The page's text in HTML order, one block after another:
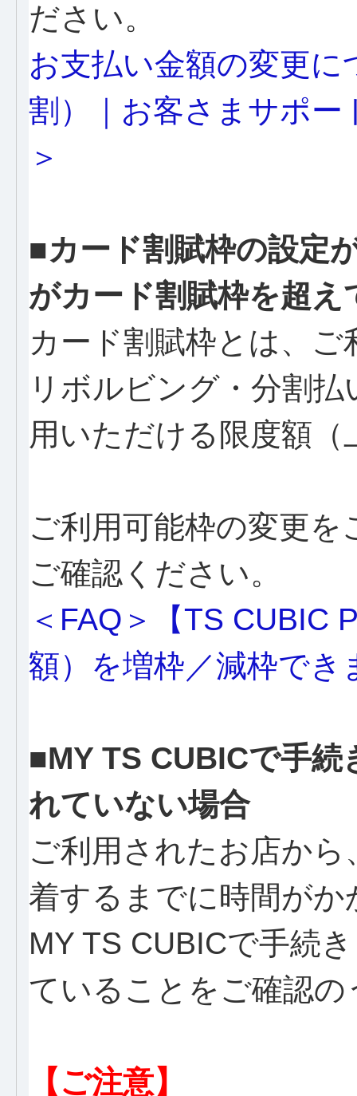
ださい。
お支払い金額の変更
割）｜お客さまサポー
＞
■カード割賦枠の設定
がカード割賦枠を超え
カード割賦枠とは、
リボルビング・分割
用いただける限度額（
ご利用可能枠の変更を
ご確認ください。
＜FAQ＞【TS CUBIC
額）を増枠／減枠でき
■MY TS CUBICで手
れていない場合
ご利用されたお店か
着するまでに時間が
MY TS CUBICで手続
ていることをご確認
【ご注意】